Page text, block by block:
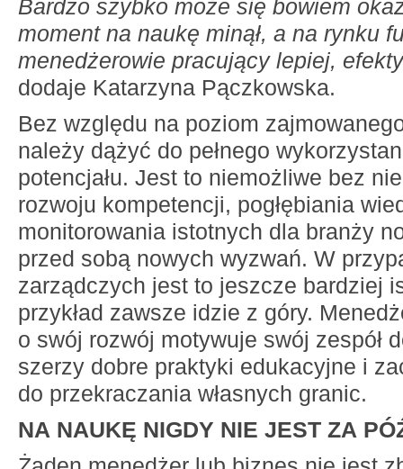
Bardzo szybko może się bowiem
moment na naukę minął, a na rynku
menedżerowie pracujący lepiej,
dodaje Katarzyna Pączkowska.
Bez względu na poziom
należy dążyć do pełnego
potencjału. Jest to niemożliwe bez
rozwoju kompetencji, pogłębiania
monitorowania istotnych dla branży
przed sobą nowych wyzwań. W
zarządczych jest to jeszcze bardziej
przykład zawsze idzie z góry.
o swój rozwój motywuje swój zespół
szerzy dobre praktyki edukacyjne i
do przekraczania własnych granic.
NA NAUKĘ NIGDY NIE JEST ZA